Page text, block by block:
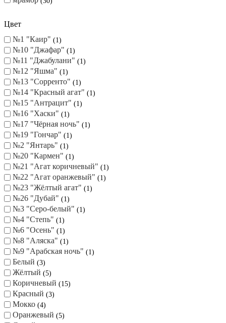
Ландхаус
30
Фактурный слой
гладкий
30
гранитная 30
мрамор
Цвет
№1 "Каир" 1
№10 "Джафар"
№11 "Джабулани" 1
№12 "Яшма" 1
№13 "Сорренто"
№14 "Красный агат"
№15 "Антрацит" 1
№16 "Хаски" 1
№17 "Чёрная ночь" 1
№19 "Гончар" 1
№2 "Янтарь" 1
№20 "Кармен"
№21 "Агат коричневый"
№22 "Агат оранжевый"
№23 "Жёлтый агат" 1
№26 "Дубай"
№3 "Серо-белый"
№4 "Степь" 1
№6 "Осень"
№8 "Аляска"
№9 "Арабская ночь"